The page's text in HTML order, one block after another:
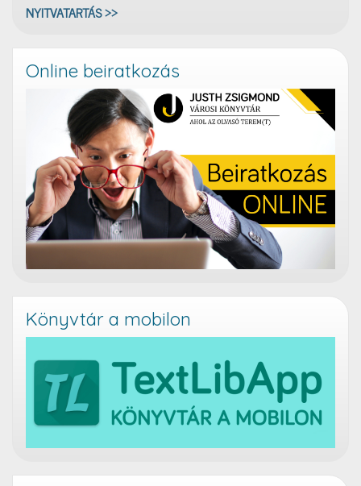
NYITVATARTÁS >>
Online beiratkozás
Könyvtár a mobilon